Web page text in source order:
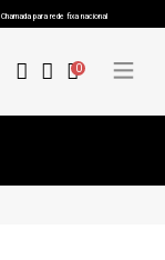
Chamada para rede fixa nacional
0